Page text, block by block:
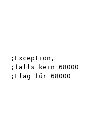
;Exception,
;falls kein 68000
;Flag für 68000